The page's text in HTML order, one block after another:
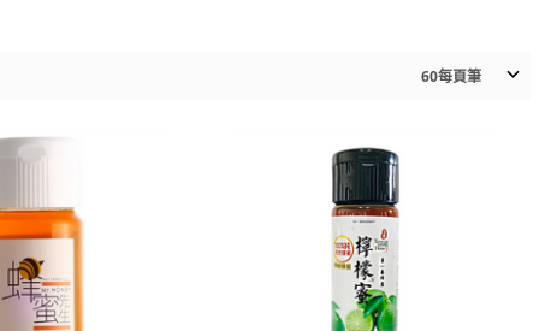
60每頁筆